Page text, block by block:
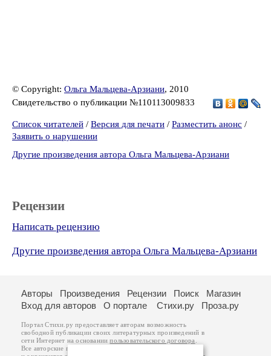
© Copyright: Ольга Мальцева-Арзиани, 2010
Свидетельство о публикации №110113009833
Список читателей / Версия для печати / Разместить анонс /
Заявить о нарушении
Другие произведения автора Ольга Мальцева-Арзиани
Рецензии
Написать рецензию
Другие произведения автора Ольга Мальцева-Арзиани
Авторы Произведения Рецензии Поиск
Магазин
Вход для авторов
О портале Стихи.ру Проза.ру
Портал Стихи.ру предоставляет авторам возможность
свободной публикации своих литературных произведений в
сети Интернет на основаниипользовательского договора
Все авторские права на произведения принадлежат авторам